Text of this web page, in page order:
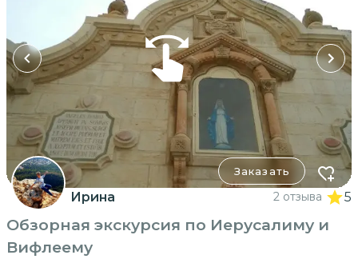
Заказать
Ирина 2 отзыва 5
Обзорная экскурсия по Иерусалиму и
Вифлеему